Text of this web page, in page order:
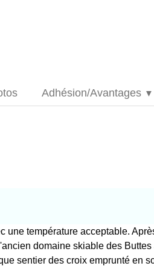
Adhésion/Avantages ▼
une température acceptable.
domaine skiable des
sentier des croix emprunté en